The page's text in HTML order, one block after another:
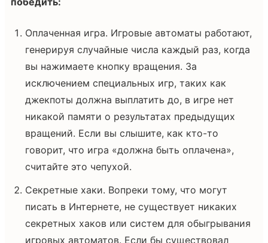
Оплаченная игра. Игровые автоматы работают,
генерируя случайные числа каждый раз, когда
вы нажимаете кнопку вращения. За
исключением специальных игр, таких как
джекпоты должна выплатить до, в игре нет
никакой памяти о результатах предыдущих
вращений. Если вы слышите, как кто-то
говорит, что игра «должна быть оплачена»,
считайте это чепухой.
Секретные хаки. Вопреки тому, что могут
писать в Интернете, не существует никаких
секретных хаков или систем для обыгрывания
игровых автоматов. Если бы существовал